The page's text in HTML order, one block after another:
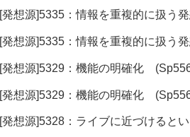
[発想源]5335：情報を重複的に扱う
[発想源]5335：情報を重複的に扱う
[発想源]5329：機能の明確化
[発想源]5329：機能の明確化
[発想源]5328：ライブに近づけると